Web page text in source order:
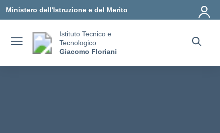
Ministero dell'Istruzione e del Merito
Istituto Tecnico e
Tecnologico
Giacomo Floriani